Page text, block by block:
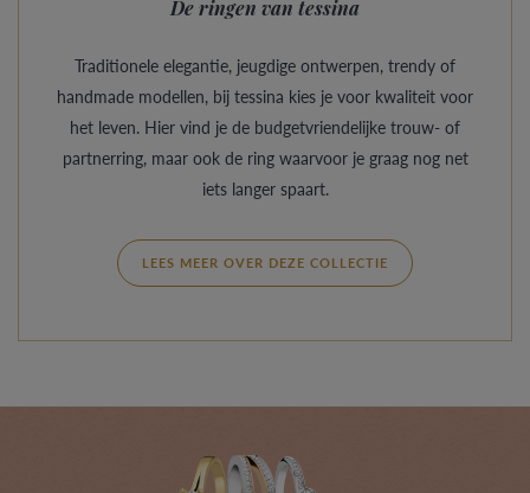
De ringen van tessina
Traditionele elegantie, jeugdige ontwerpen, trendy of
handmade modellen, bij tessina kies je voor kwaliteit voor
het leven. Hier vind je de budgetvriendelijke trouw- of
partnerring, maar ook de ring waarvoor je graag nog net
iets langer spaart.
LEES MEER OVER DEZE COLLECTIE